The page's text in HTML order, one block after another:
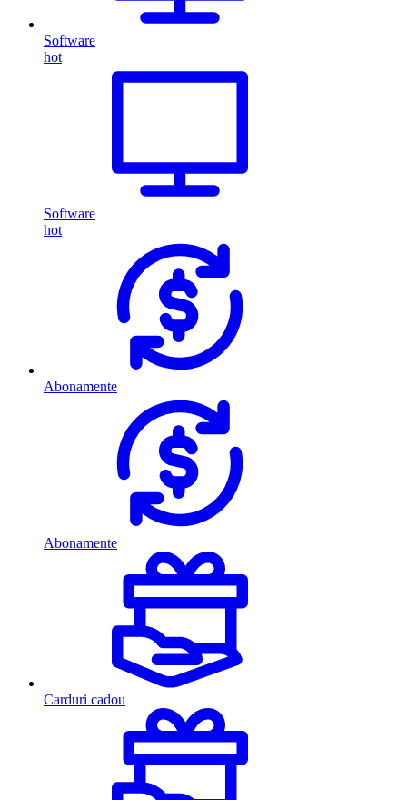
Software
hot
Software
hot
Abonamente
Abonamente
Carduri cadou